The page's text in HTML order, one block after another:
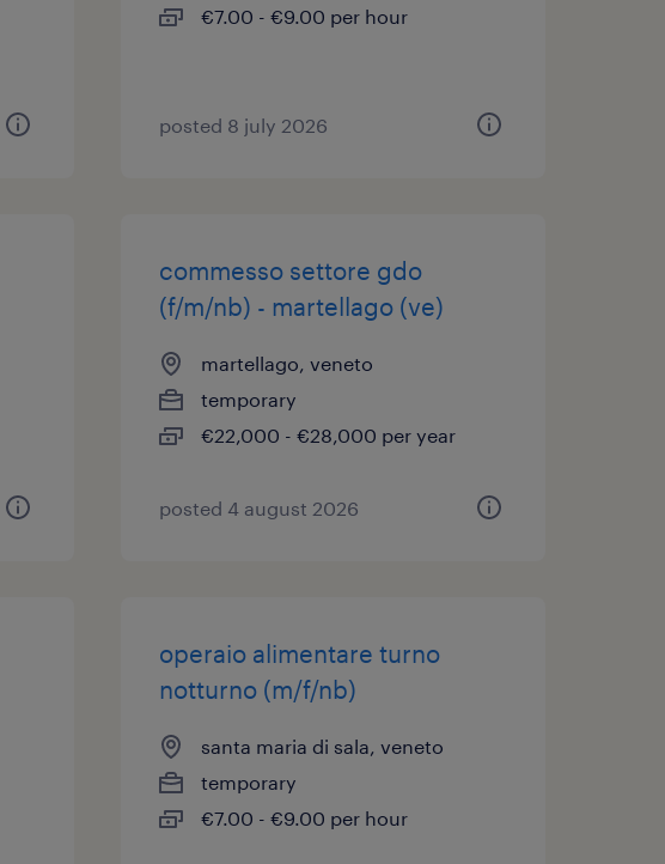
€7.00 - €9.00 per hour
posted 8 july 2026
commesso settore gdo
(f/m/nb) - martellago (ve)
martellago, veneto
temporary
€22,000 - €28,000 per year
posted 4 august 2026
operaio alimentare turno
notturno (m/f/nb)
santa maria di sala, veneto
temporary
€7.00 - €9.00 per hour